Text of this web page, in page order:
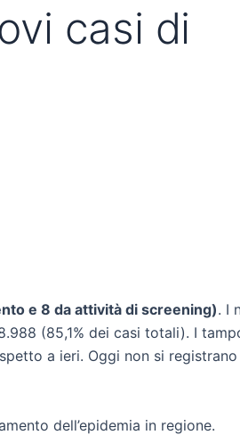
casi di
e 8 da attività di screening). I
(85,1% dei casi totali). I
a ieri. Oggi non si
dell’epidemia in regione.